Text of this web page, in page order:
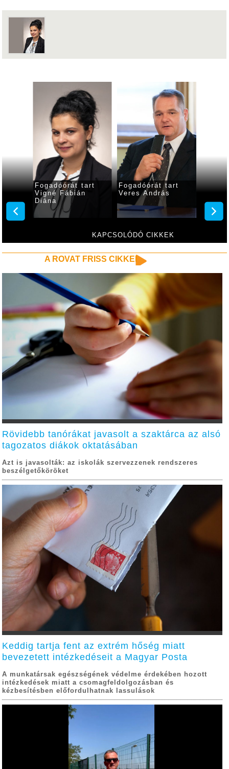
KAPCSOLÓDÓ CIKKEK
Fogadóórát tart
Vigné Fábián
Diána
Fogadóórát tart
Veres András
A ROVAT FRISS CIKKEI
Rövidebb tanórákat javasolt a szaktárca az alsó
tagozatos diákok oktatásában
Azt is javasolták: az iskolák szervezzenek rendszeres
beszélgetőköröket
Keddig tartja fent az extrém hőség miatt
bevezetett intézkedéseit a Magyar Posta
A munkatársak egészségének védelme érdekében hozott
intézkedések miatt a csomagfeldolgozásban és
kézbesítésben előfordulhatnak lassulások